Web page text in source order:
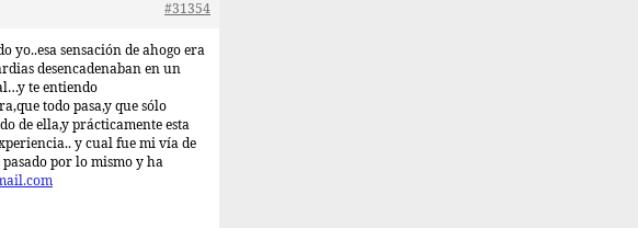
#31354
yo..esa sensación de ahogo era
desencadenaban en un
te entiendo
todo pasa,y que sólo
de ella,y prácticamente esta
y cual fue mi vía de
pasado por lo mismo y ha